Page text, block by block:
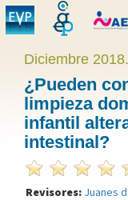
Diciembre
¿Pueden
limpieza
infantil
intestinal?
Revisores: Juanes